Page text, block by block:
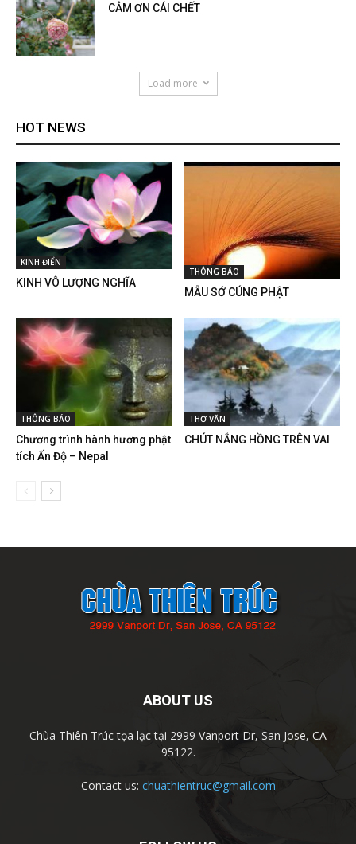
CẢM ƠN CÁI CHẾT
Load more
HOT NEWS
KINH ĐIỂN
KINH VÔ LƯỢNG NGHĨA
THÔNG BÁO
MẪU SỚ CÚNG PHẬT
THÔNG BÁO
Chương trình hành hương phật
tích Ấn Độ – Nepal
THƠ VĂN
CHÚT NẮNG HỒNG TRÊN VAI
ABOUT US
Chùa Thiên Trúc tọa lạc tại 2999 Vanport Dr, San Jose, CA
95122.
Contact us: chuathientruc@gmail.com